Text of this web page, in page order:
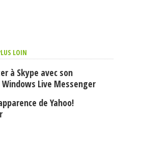
LOIN
à Skype avec son
Live Messenger
de Yahoo!